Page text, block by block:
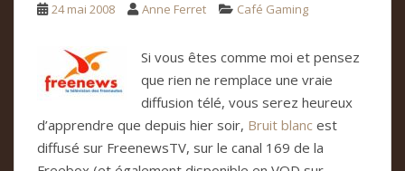
24 mai 2008 Anne Ferret Café Gaming
Si vous êtes comme moi et pensez
que rien ne remplace une vraie
diffusion télé, vous serez heureux
d’apprendre que depuis hier soir, Bruit blanc est
diffusé sur FreenewsTV, sur le canal 169 de la